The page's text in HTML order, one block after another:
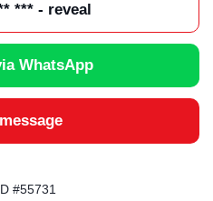
971 *** *** - reveal
WhatsApp
#55731